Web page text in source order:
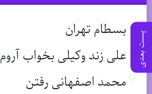
پست بعدی
بسطام تهران
علی زند وکیلی بخواب آروم
محمد اصفهانی رفتن